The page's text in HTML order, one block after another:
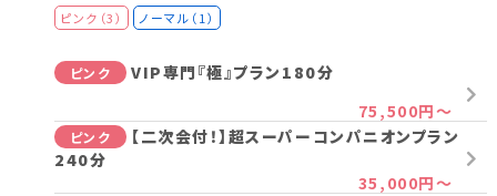
ピンク（3） ノーマル（1）
ピンク
VIP専門『極』プラン180分
75,500円～
ピンク
【二次会付！】超スーパーコンパニオンプラン
240分
35,000円～